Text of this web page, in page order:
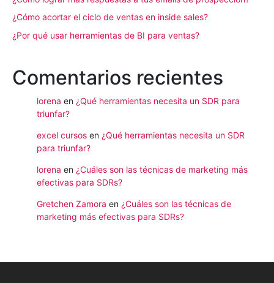
¿Cómo acortar el ciclo de ventas en inside sales?
¿Por qué usar herramientas de BI para ventas?
Comentarios recientes
lorena en ¿Qué herramientas necesita un SDR para
triunfar?
excel cursos en ¿Qué herramientas necesita un SDR
para triunfar?
lorena en ¿Cuáles son las técnicas de marketing más
efectivas para SDRs?
Gretchen Zamora en ¿Cuáles son las técnicas de
marketing más efectivas para SDRs?